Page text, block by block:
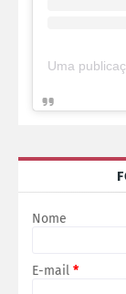
Nome
E-mail *